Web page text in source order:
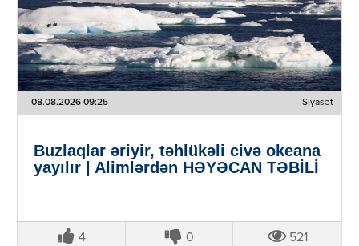
08.08.2026 09:25 Siyasət
Buzlaqlar əriyir, təhlükəli civə okeana
yayılır | Alimlərdən HƏYƏCAN TƏBİLİ
4 0 521